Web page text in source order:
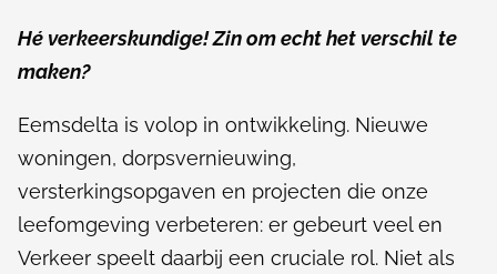
k
u
n
d
g
Hé verkeerskundige! Zin om echt het verschil te
maken?
Eemsdelta is volop in ontwikkeling. Nieuwe
woningen, dorpsvernieuwing,
versterkingsopgaven en projecten die onze
leefomgeving verbeteren: er gebeurt veel en
Verkeer speelt daarbij een cruciale rol. Niet als